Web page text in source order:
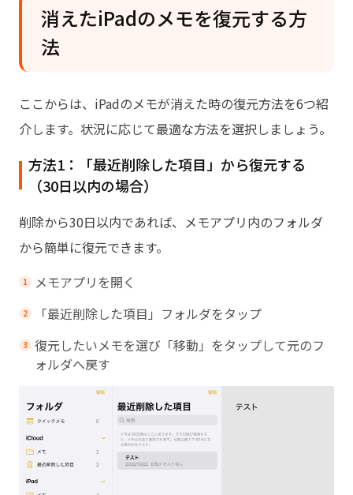
消えたiPadのメモを復元する方
法
ここからは、iPadのメモが消えた時の復元方法を6つ紹
介します。状況に応じて最適な方法を選択しましょう。
方法1：「最近削除した項目」から復元する
（30日以内の場合）
削除から30日以内であれば、メモアプリ内のフォルダ
から簡単に復元できます。
メモアプリを開く
「最近削除した項目」フォルダをタップ
復元したいメモを選び「移動」をタップして元のフ
ォルダへ戻す